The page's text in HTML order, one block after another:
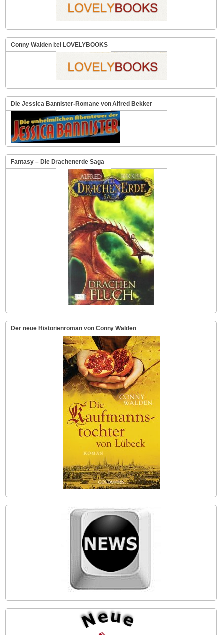
Conny Walden bei LOVELYBOOKS
Die Jessica Bannister-Romane von Alfred Bekker
Fantasy – Die Drachenerde Saga
Der neue Historienroman von Conny Walden